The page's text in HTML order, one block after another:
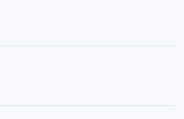
en slim ingedeeld. Je
toilet. De keuken is
en een ingebouwde
wonen.